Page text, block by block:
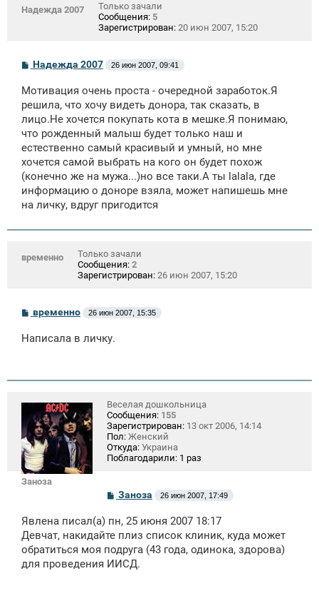
Надежда 2007
Только зачали
Сообщения: 5
Зарегистрирован: 20 июн 2007, 15:20
С
б
щ
н
и
Надежда 2007 26 июн 2007, 09:41
Мотивация очень проста - очередной заработок.Я
решила, что хочу видеть донора, так сказать, в
лицо.Не хочется покупать кота в мешке.Я понимаю,
что рожденный малыш будет только наш и
естественно самый красивый и умный, но мне
хочется самой выбрать на кого он будет похож
(конечно же на мужа...)но все таки.А ты lalala, где
информацию о доноре взяла, может напишешь мне
на личку, вдруг пригодится
временно
Только зачали
Сообщения: 2
Зарегистрирован: 26 июн 2007, 15:20
С
б
и
временно 26 июн 2007, 15:35
Написала в личку.
Заноза
Веселая дошкольница
Сообщения: 155
Зарегистрирован: 13 окт 2006, 14:14
Пол: Женский
Откуда: Украина
Поблагодарили: 1 раз
С
б
щ
н
и
Заноза 26 июн 2007, 17:49
Явлена писал(а) пн, 25 июня 2007 18:17
Девчат, накидайте плиз список клиник, куда может
обратиться моя подруга (43 года, одинока, здорова)
для проведения ИИСД.